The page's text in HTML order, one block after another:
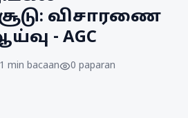
விசாரணை
- AGC
1 min bacaan 0 paparan